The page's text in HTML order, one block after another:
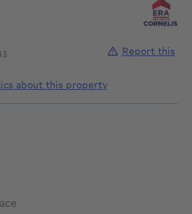
about this property
Report this